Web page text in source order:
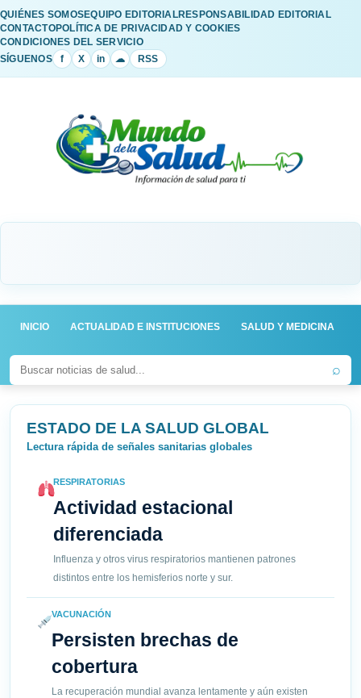
QUIÉNES SOMOSEQUIPO EDITORIALRESPONSABILIDAD EDITORIAL
CONTACTOPOLÍTICA DE PRIVACIDAD Y COOKIES
CONDICIONES DEL SERVICIO
SÍGUENOS
f X in ☁ RSS
INICIO ACTUALIDAD E INSTITUCIONES SALUD Y MEDICINA
⌕
ESTADO DE LA SALUD GLOBAL
Lectura rápida de señales sanitarias globales
RESPIRATORIAS
Actividad estacional
diferenciada
Influenza y otros virus respiratorios mantienen patrones
distintos entre los hemisferios norte y sur.
VACUNACIÓN
Persisten brechas de
cobertura
La recuperación mundial avanza lentamente y aún existen